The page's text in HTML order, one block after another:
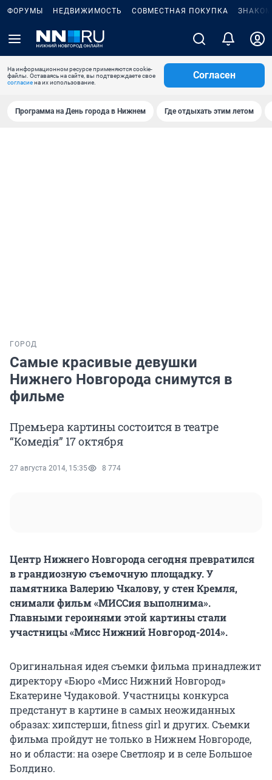
ФОРУМЫ НЕДВИЖИМОСТЬ СОВМЕСТНАЯ ПОКУПКА
На информационном ресурсе применяются cookie-
файлы. Оставаясь на сайте, вы подтверждаете свое
согласиена их использование.
Согласен
Программа на День города в Нижнем Где отдыхать этим летом
ГОРОД
Самые красивые девушки
Нижнего Новгорода снимутся в
фильме
Премьера картины состоится в театре
“Комедiя” 17 октября
27 августа 2014, 15:35 8 774
Центр Нижнего Новгорода сегодня превратился
в грандиозную съемочную площадку. У
памятника Валерию Чкалову, у стен Кремля,
снимали фильм «МИССия выполнима».
Главными героинями этой картины стали
участницы «Мисс Нижний Новгород-2014».
Оригинальная идея съемки фильма принадлежит
директору «Бюро «Мисс Нижний Новгород»
Екатерине Чудаковой. Участницы конкурса
предстанут в картине в самых неожиданных
образах: хипстерши, fitness girl и других. Съемки
фильма пройдут не только в Нижнем Новгороде,
но и области: на озере Светлояр и в селе Большое
Болдино.